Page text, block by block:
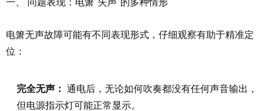
一、 问题表现：电箫"失声"的多种情形
电箫无声故障可能有不同表现形式，仔细观察有助于精准定
位：
完全无声： 通电后，无论如何吹奏都没有任何声音输出，
但电源指示灯可能正常显示。